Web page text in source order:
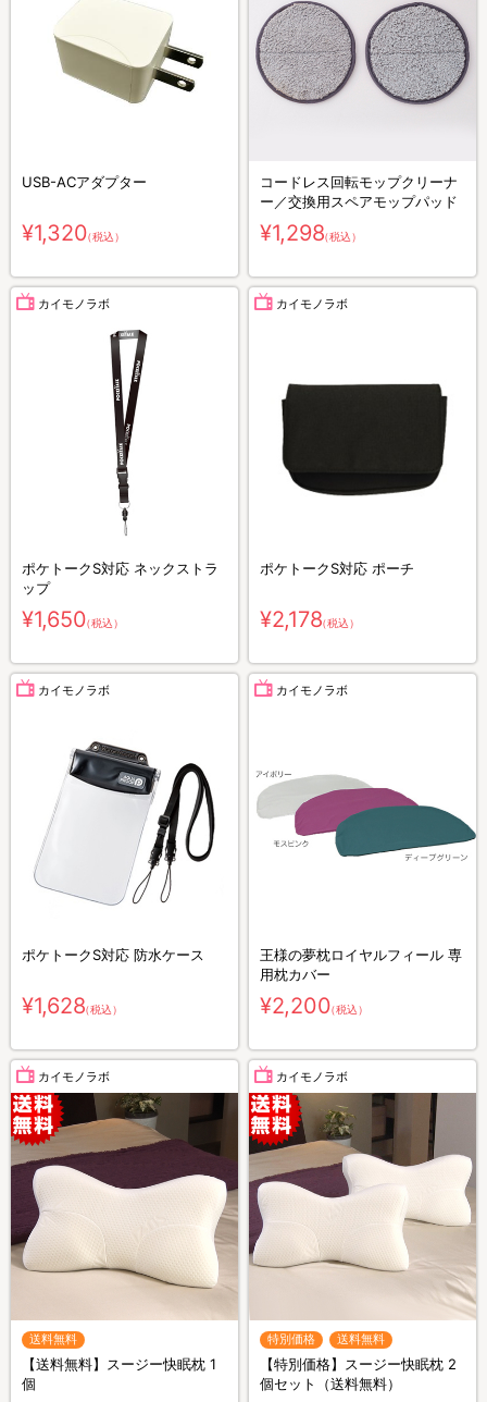
USB-ACアダプター
¥1,320（税込）
コードレス回転モップクリーナ
ー／交換用スペアモップパッド
¥1,298（税込）
カイモノラボ
ポケトークS対応 ネックストラ
ップ
¥1,650（税込）
カイモノラボ
ポケトークS対応 ポーチ
¥2,178（税込）
カイモノラボ
ポケトークS対応 防水ケース
¥1,628（税込）
カイモノラボ
王様の夢枕ロイヤルフィール 専
用枕カバー
¥2,200（税込）
カイモノラボ
送料無料
【送料無料】スージー快眠枕 1
個
カイモノラボ
特別価格 送料無料
【特別価格】スージー快眠枕 2
個セット（送料無料）